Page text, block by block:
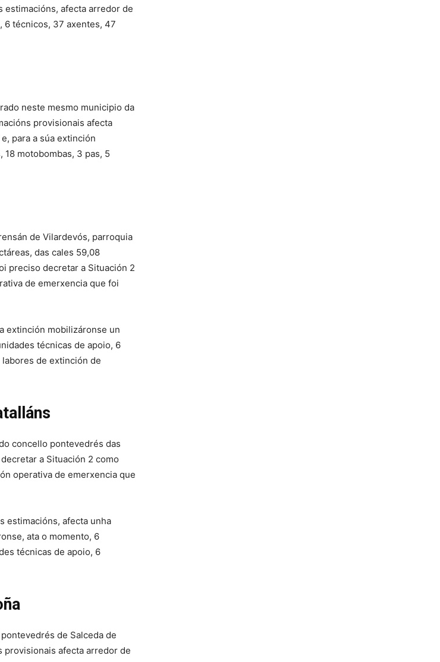
estimacións, afecta arredor de
6 técnicos, 37 axentes, 47
neste mesmo municipio da
provisionais afecta
para a súa extinción
18 motobombas, 3 pas, 5
de Vilardevós, parroquia
das cales 59,08
preciso decretar a Situación 2
de emerxencia que foi
extinción mobilizáronse un
técnicas de apoio, 6
de extinción de
concello pontevedrés das
a Situación 2 como
operativa de emerxencia que
estimacións, afecta unha
ata o momento, 6
técnicas de apoio, 6
de Salceda de
provisionais afecta arredor de